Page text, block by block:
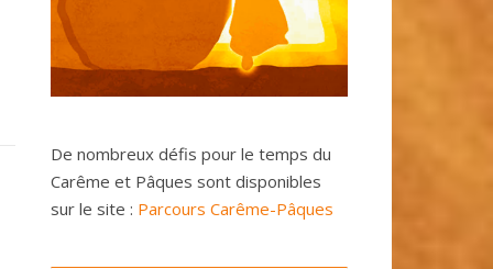
De nombreux défis pour le temps du
Carême et Pâques sont disponibles
sur le site : Parcours Carême-Pâques